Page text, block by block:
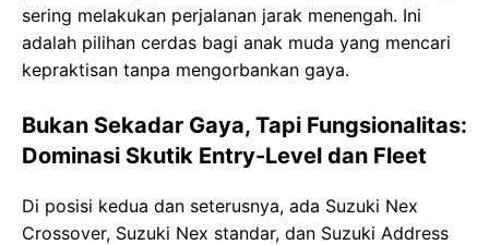
sering melakukan perjalanan jarak menengah. Ini
adalah pilihan cerdas bagi anak muda yang mencari
kepraktisan tanpa mengorbankan gaya.
Bukan Sekadar Gaya, Tapi Fungsionalitas:
Dominasi Skutik Entry-Level dan Fleet
Di posisi kedua dan seterusnya, ada Suzuki Nex
Crossover, Suzuki Nex standar, dan Suzuki Address